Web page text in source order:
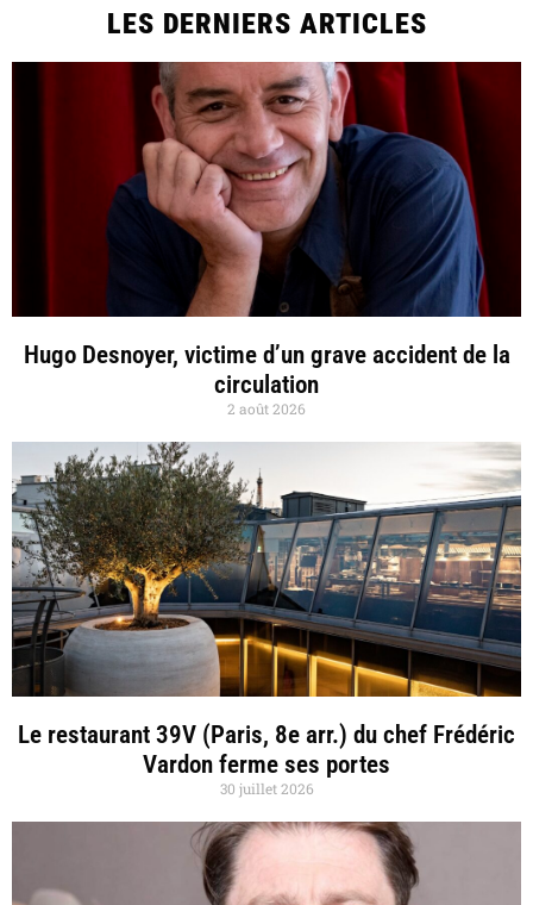
LES DERNIERS ARTICLES
Hugo Desnoyer, victime d’un grave accident de la
circulation
2 août 2026
Le restaurant 39V (Paris, 8e arr.) du chef Frédéric
Vardon ferme ses portes
30 juillet 2026